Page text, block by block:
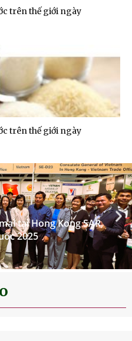
trên thế giới ngày
trên thế giới ngày